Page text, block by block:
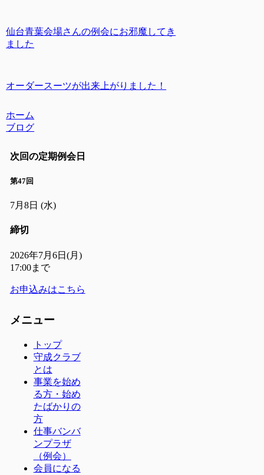
仙台青葉会場さんの例会にお邪魔してき
ました
オーダースーツが出来上がりました！
ホーム
ブログ
次回の定期例会日
第47回
7月8日 (水)
締切
2026年7月6日(月)
17:00まで
お申込みはこちら
メニュー
トップ
守成クラブ
とは
事業を始め
る方・始め
たばかりの
方
仕事バンバ
ンプラザ
（例会）
会員になる